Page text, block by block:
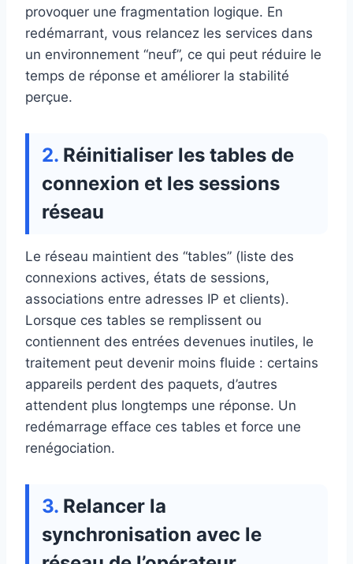
provoquer une fragmentation logique. En
redémarrant, vous relancez les services dans
un environnement “neuf”, ce qui peut réduire le
temps de réponse et améliorer la stabilité
perçue.
Réinitialiser les tables de
connexion et les sessions
réseau
Le réseau maintient des “tables” (liste des
connexions actives, états de sessions,
associations entre adresses IP et clients).
Lorsque ces tables se remplissent ou
contiennent des entrées devenues inutiles, le
traitement peut devenir moins fluide : certains
appareils perdent des paquets, d’autres
attendent plus longtemps une réponse. Un
redémarrage efface ces tables et force une
renégociation.
Relancer la
synchronisation avec le